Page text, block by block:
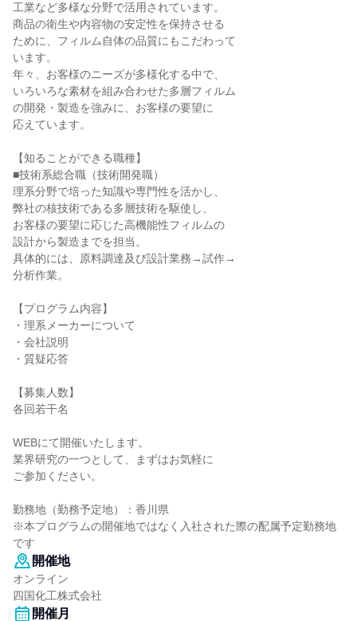
工業など多様な分野で活用されています。
商品の衛生や内容物の安定性を保持させる
ために、フィルム自体の品質にもこだわって
います。
年々、お客様のニーズが多様化する中で、
いろいろな素材を組み合わせた多層フィルム
の開発・製造を強みに、お客様の要望に
応えています。
【知ることができる職種】
■技術系総合職（技術開発職）
理系分野で培った知識や専門性を活かし、
弊社の核技術である多層技術を駆使し、
お客様の要望に応じた高機能性フィルムの
設計から製造までを担当。
具体的には、原料調達及び設計業務→試作→
分析作業。
【プログラム内容】
・理系メーカーについて
・会社説明
・質疑応答
【募集人数】
各回若干名
WEBにて開催いたします。
業界研究の一つとして、まずはお気軽に
ご参加ください。
勤務地（勤務予定地）：香川県
※本プログラムの開催地ではなく入社された際の配属予定勤務地
です
開催地
オンライン
四国化工株式会社
開催月